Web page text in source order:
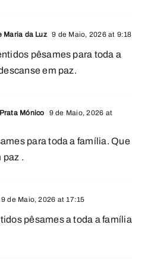
Maria da Luz 9 de Maio, 2026 at 9:18
pêsames para toda a
em paz.
Mónico
9 de Maio, 2026 at
para toda a família. Que
paz .
9 de Maio, 2026 at 17:15
pêsames a toda a família